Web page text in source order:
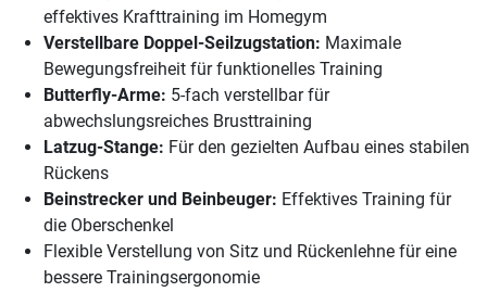
effektives Krafttraining im Homegym
Verstellbare Doppel-Seilzugstation: Maximale
Bewegungsfreiheit für funktionelles Training
Butterfly-Arme: 5-fach verstellbar für
abwechslungsreiches Brusttraining
Latzug-Stange: Für den gezielten Aufbau eines stabilen
Rückens
Beinstrecker und Beinbeuger: Effektives Training für
die Oberschenkel
Flexible Verstellung von Sitz und Rückenlehne für eine
bessere Trainingsergonomie